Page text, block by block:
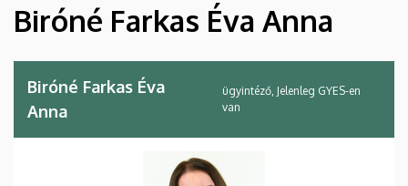
Mérnöki
Menedzsment
Tanszék
Biróné Farkas Éva Anna
Biróné Farkas Éva
Anna
ügyintéző, Jelenleg GYES-en
van